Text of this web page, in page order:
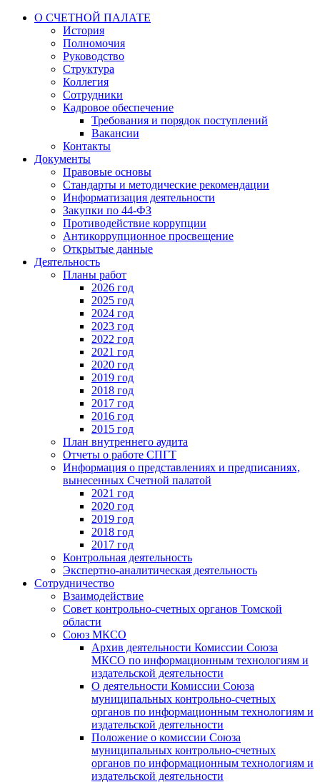
О СЧЕТНОЙ ПАЛАТЕ
История
Полномочия
Руководство
Структура
Коллегия
Сотрудники
Кадровое обеспечение
Требования и порядок поступлений
Вакансии
Контакты
Документы
Правовые основы
Стандарты и методические рекомендации
Информатизация деятельности
Закупки по 44-ФЗ
Противодействие коррупции
Антикоррупционное просвещение
Открытые данные
Деятельность
Планы работ
2026 год
2025 год
2024 год
2023 год
2022 год
2021 год
2020 год
2019 год
2018 год
2017 год
2016 год
2015 год
План внутреннего аудита
Отчеты о работе СПГТ
Информация о представлениях и предписаниях,
вынесенных Счетной палатой
2021 год
2020 год
2019 год
2018 год
2017 год
Контрольная деятельность
Экспертно-аналитическая деятельность
Сотрудничество
Взаимодействие
Совет контрольно-счетных органов Томской
области
Союз МКСО
Архив деятельности Комиссии Союза
МКСО по информационным технологиям и
издательской деятельности
О деятельности Комиссии Союза
муниципальных контрольно-счетных
органов по информационным технологиям и
издательской деятельности
Положение о комиссии Союза
муниципальных контрольно-счетных
органов по информационным технологиям и
издательской деятельности